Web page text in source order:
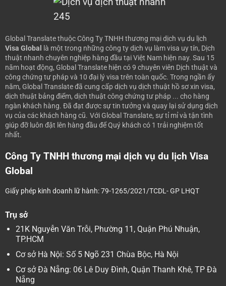
Global Translate thuộc Công Ty TNHH thương mại dịch vụ du lịch
Visa Global
là một trong những công ty dịch vụ làm visa uy tín, Dịch
thuật nhanh chuyên nghiệp hàng đầu tại Việt Nam hiện nay. Sau 15
năm hoạt động, Global Translate hiện có 9 chuyên viên Dịch thuật và
công chứng tư pháp và 10 đại lý visa trên toàn quốc. Trong ngần ấy
năm, Global Translate đã cung cấp dịch vụ dịch thuật hồ sơ xin visa,
dịch thuật bảng điểm, dịch thuật công chứng tư pháp ... cho hàng
ngàn khách hàng. Đã đạt được sự tin tưởng và quay lại sử dụng dịch
vụ của các khách hàng cũ. Với Global Translate, sự tỉ mỉ và tận tình
giúp đỡ luôn đặt lên hàng đầu để Quý khách có 1 trải nghiệm tốt
nhất.
Công Ty TNHH thương mại dịch vụ du lịch Visa
Global
Giấy phép kinh doanh lữ hành: 79-1265/2021/TCDL- GP LHQT
Trụ sở
21K Nguyễn Văn Trỗi, Phường 11, Quận Phú Nhuận,
TP.HCM
Cơ sở Hà Nội: Số 5 Ngõ 231 Chùa Bộc, Hà Nội
Cơ sở Đà Nẵng: 06 Lê Duy Đình, Quận Thanh Khê, TP Đà
Nẵng